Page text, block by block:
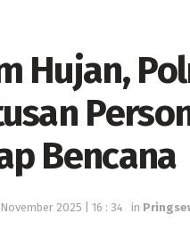
Hujan,
Bencana
November 2025 | 16 : 34 in